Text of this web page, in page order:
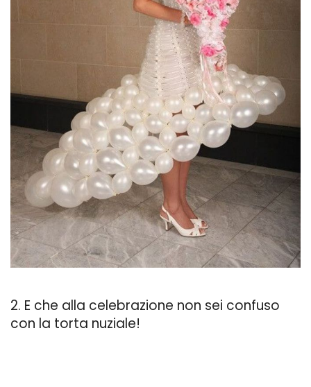
2. E che alla celebrazione non sei confuso
con la torta nuziale!